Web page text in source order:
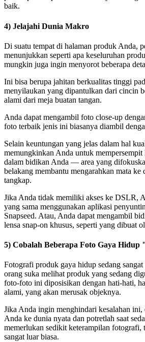
baik.
4) Jelajahi Dunia Makro
Di suatu tempat di halaman produk Anda,
menunjukkan seperti apa keseluruhan
mungkin juga ingin menyorot beberapa
Ini bisa berupa jahitan berkualitas tinggi
menyilaukan yang dipantulkan dari cincin
alami dari meja buatan tangan.
Anda dapat mengambil foto close-up
foto terbaik jenis ini biasanya diambil
Selain keuntungan yang jelas dalam hal
memungkinkan Anda untuk mempersempit
dalam bidikan Anda — area yang
belakang membantu mengarahkan mata
tangkap.
Jika Anda tidak memiliki akses ke DSLR,
yang sama menggunakan aplikasi
Snapseed. Atau, Anda dapat mengambil
lensa snap-on khusus, seperti yang dibuat
5) Cobalah Beberapa Foto Gaya
Fotografi produk gaya hidup sedang
orang suka melihat produk yang sedang
foto-foto ini diposisikan dengan hati-hati,
alami, yang akan merusak objeknya.
Jika Anda ingin menghindari kesalahan
Anda ke dunia nyata dan potretlah saat
memerlukan sedikit keterampilan fotografi,
sangat luar biasa.